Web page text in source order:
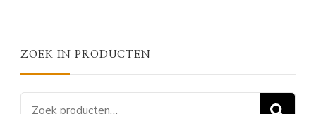
ZOEK IN PRODUCTEN
Zoeken